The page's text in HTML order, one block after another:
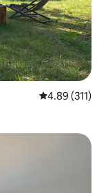
औसत रेटिंग 5 में से
4.89 (311)